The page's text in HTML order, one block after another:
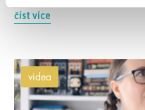
číst více
videa